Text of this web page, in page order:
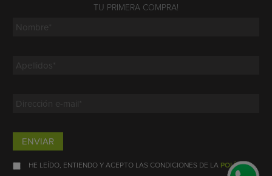
TU PRIMERA COMPRA!
ENVIAR
HE LEÍDO, ENTIENDO Y ACEPTO LAS CONDICIONES DE LA POLÍTICA